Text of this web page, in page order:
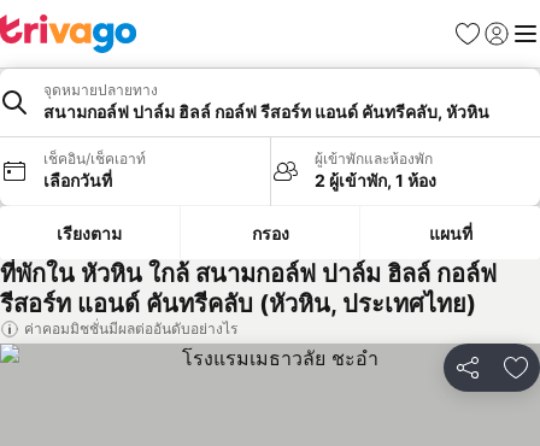
รายการโป
เข้าสู่ร
เมนู
จุดหมายปลายทาง
สนามกอล์ฟ ปาล์ม ฮิลล์ กอล์ฟ รีสอร์ท แอนด์ คันทรีคลับ, หัวหิน
เช็คอิน/เช็คเอาท์
เลือกวันที่
ผู้เข้าพักและห้องพัก
2 ผู้เข้าพัก, 1 ห้อง
เรียงตาม กรอง แผนที่
ที่พักใน หัวหิน ใกล้ สนามกอล์ฟ ปาล์ม ฮิลล์ กอล์ฟ
รีสอร์ท แอนด์ คันทรีคลับ (หัวหิน, ประเทศไทย)
ค่าคอมมิชชั่นมีผลต่ออันดับอย่างไร
แชร์ เ